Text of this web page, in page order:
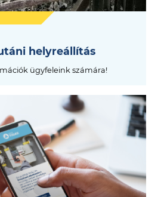
helyreállítás
ügyfeleink számára!